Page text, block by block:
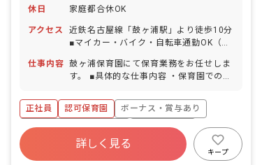
休日 家庭都合休OK
アクセス
近鉄名古屋線「鼓ヶ浦駅」より徒歩10分
■マイカー・バイク・自転車通勤OK（無
仕事内容 鼓ヶ浦保育園にて保育業務をお任せしま
す。 ■具体的な仕事内容 ・保育園での保
び ・給食、お昼寝、トイレのサポート
・保護者との連携（アプリ含む） ・書類
作成（週案、月案、会議議事録など） ・
連絡帳記入、他
正社員 認可保育園
ボーナス・賞与あり
寮・住宅・家賃補助あり
社会保険完備
福利厚生充実
退職金制度
詳しく見る
キープ